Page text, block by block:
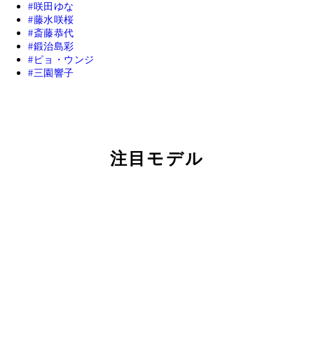
咲田ゆな
藤水咲桜
斎藤恭代
鍛治島彩
ピョ・ウンジ
三園響子
注目モデル